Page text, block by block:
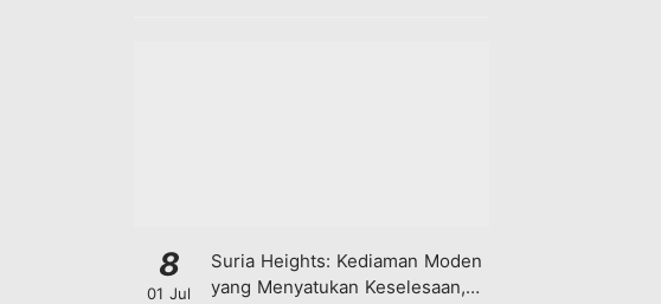
8
01 Jul
Suria Heights: Kediaman Moden
yang Menyatukan Keselesaan,